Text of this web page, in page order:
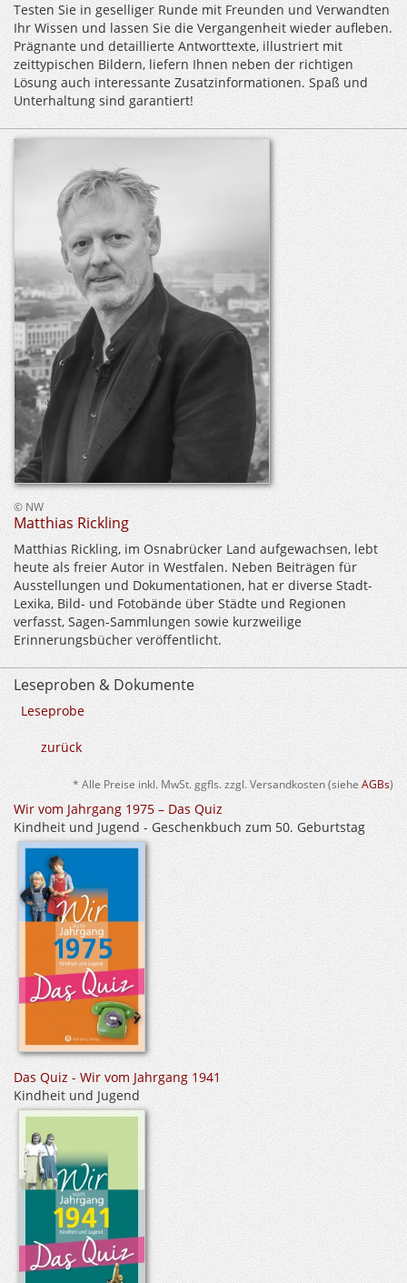
Testen Sie in geselliger Runde mit Freunden und Verwandten
Ihr Wissen und lassen Sie die Vergangenheit wieder aufleben.
Prägnante und detaillierte Antworttexte, illustriert mit
zeittypischen Bildern, liefern Ihnen neben der richtigen
Lösung auch interessante Zusatzinformationen. Spaß und
Unterhaltung sind garantiert!
© NW
Matthias Rickling
Matthias Rickling, im Osnabrücker Land aufgewachsen, lebt
heute als freier Autor in Westfalen. Neben Beiträgen für
Ausstellungen und Dokumentationen, hat er diverse Stadt-
Lexika, Bild- und Fotobände über Städte und Regionen
verfasst, Sagen-Sammlungen sowie kurzweilige
Erinnerungsbücher veröffentlicht.
Leseproben & Dokumente
Leseprobe
zurück
* Alle Preise inkl. MwSt. ggfls. zzgl. Versandkosten (siehe AGBs)
Wir vom Jahrgang 1975 – Das Quiz
Kindheit und Jugend - Geschenkbuch zum 50. Geburtstag
Das Quiz - Wir vom Jahrgang 1941
Kindheit und Jugend